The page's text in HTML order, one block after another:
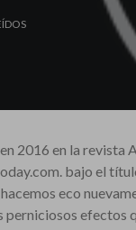
2016 en la revista
bajo el
eco
perniciosos efectos